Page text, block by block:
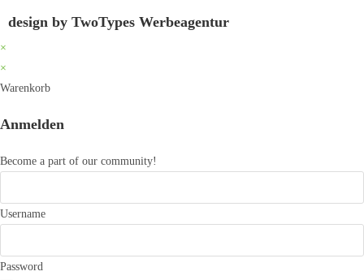
design by TwoTypes Werbeagentur
×
×
Warenkorb
Anmelden
Become a part of our community!
Username
Password